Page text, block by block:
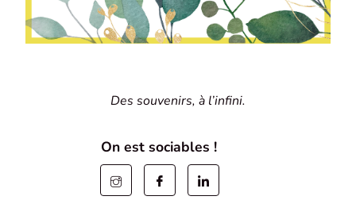
Des souvenirs, à l’infini.
On est sociables !